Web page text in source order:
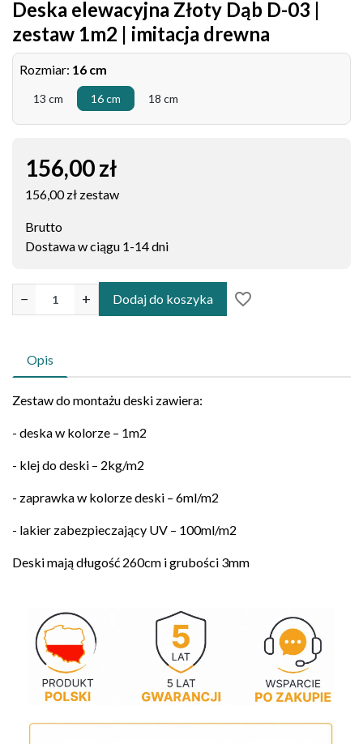
Deska elewacyjna Złoty Dąb D-03 |
zestaw 1m2 | imitacja drewna
Rozmiar: 16 cm
13 cm 16 cm 18 cm
156,00 zł
156,00 zł zestaw
Brutto
Dostawa w ciągu 1-14 dni
− + Dodaj do koszyka favorite_border
Opis
Zestaw do montażu deski zawiera:
- deska w kolorze – 1m2
- klej do deski – 2kg/m2
- zaprawka w kolorze deski – 6ml/m2
- lakier zabezpieczający UV – 100ml/m2
Deski mają długość 260cm i grubości 3mm